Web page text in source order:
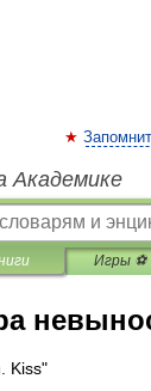
Академике
Игры ⚽
Kiss"